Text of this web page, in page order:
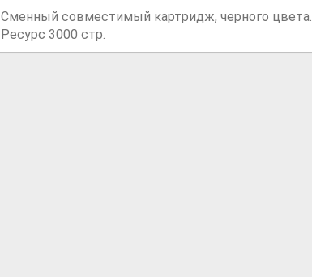
Сменный совместимый картридж, черного цвета.
Ресурс 3000 стр.